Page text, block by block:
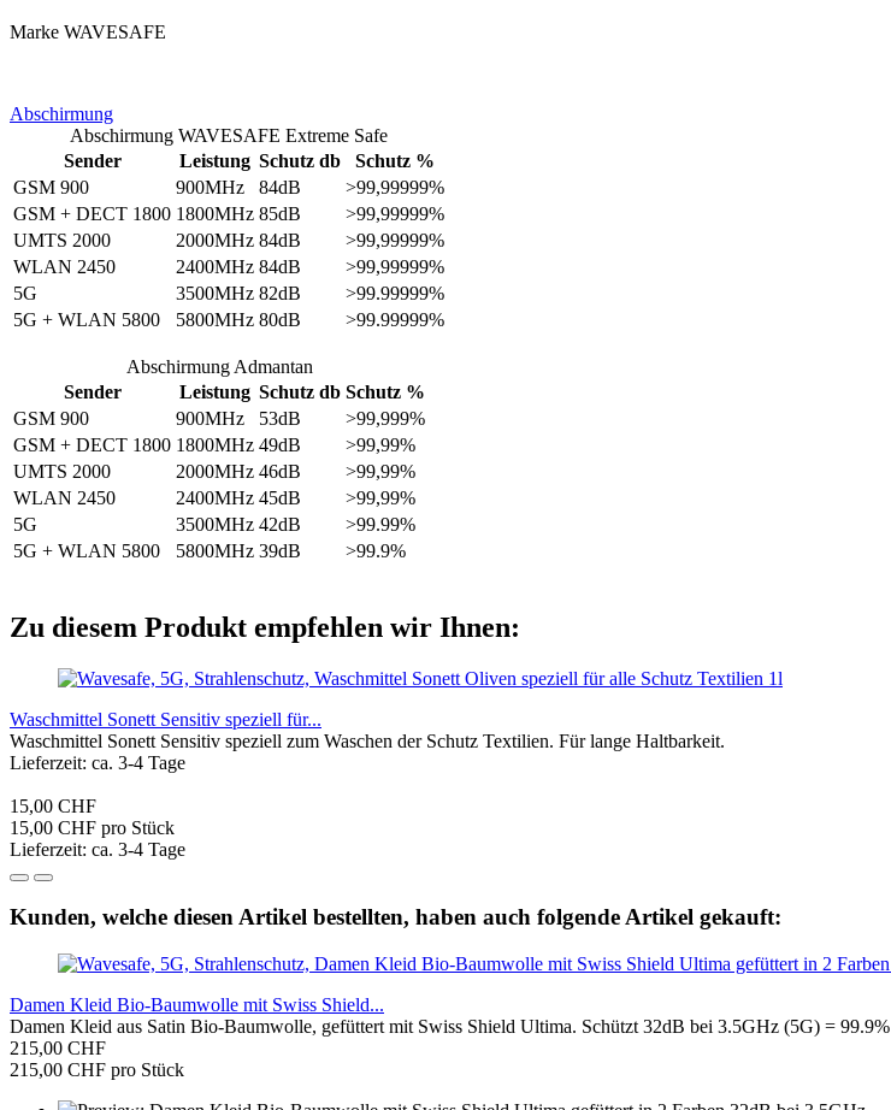
Marke WAVESAFE
Abschirmung
Abschirmung WAVESAFE Extreme Safe
Sender
Leistung Schutz db
Schutz %
GSM 900
900MHz 84dB
>99,99999%
GSM + DECT 1800 1800MHz 85dB
>99,99999%
UMTS 2000
2000MHz 84dB
>99,99999%
WLAN 2450
2400MHz 84dB
>99,99999%
5G
3500MHz 82dB
>99.99999%
5G + WLAN 5800
5800MHz 80dB >99.99999%
Abschirmung Admantan
Sender
Leistung Schutz db Schutz %
GSM 900
900MHz 53dB
>99,999%
GSM + DECT 1800 1800MHz 49dB
>99,99%
UMTS 2000
2000MHz 46dB
>99,99%
WLAN 2450
2400MHz 45dB
>99,99%
5G
3500MHz 42dB
>99.99%
5G + WLAN 5800
5800MHz 39dB >99.9%
Zu diesem Produkt empfehlen wir Ihnen:
Waschmittel Sonett Sensitiv speziell für...
Waschmittel Sonett Sensitiv speziell zum Waschen der Schutz Textilien. Für lange Haltbarkeit.
Lieferzeit: ca. 3-4 Tage
15,00 CHF
15,00 CHF pro Stück
Lieferzeit: ca. 3-4 Tage
Kunden, welche diesen Artikel bestellten, haben auch folgende Artikel gekauft:
Damen Kleid Bio-Baumwolle mit Swiss Shield...
Damen Kleid aus Satin Bio-Baumwolle, gefüttert mit Swiss Shield Ultima. Schützt 32dB bei 3.5GHz (5G) = 99.9%
215,00 CHF
215,00 CHF pro Stück